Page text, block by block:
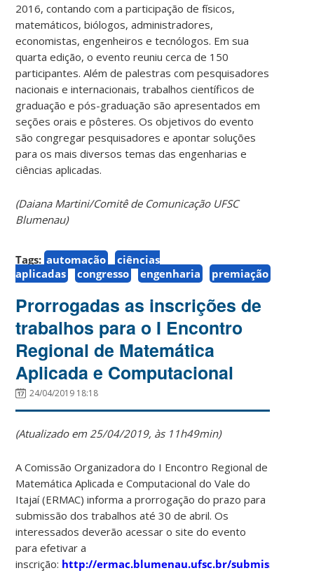
2016, contando com a participação de físicos,
matemáticos, biólogos, administradores,
economistas, engenheiros e tecnólogos. Em sua
quarta edição, o evento reuniu cerca de 150
participantes. Além de palestras com pesquisadores
nacionais e internacionais, trabalhos científicos de
graduação e pós-graduação são apresentados em
seções orais e pôsteres. Os objetivos do evento
são congregar pesquisadores e apontar soluções
para os mais diversos temas das engenharias e
ciências aplicadas.
(Daiana Martini/Comitê de Comunicação UFSC
Blumenau)
Tags: automação
ciências
aplicadas
congresso engenharia premiação
Prorrogadas as inscrições de
trabalhos para o I Encontro
Regional de Matemática
Aplicada e Computacional
24/04/2019 18:18
(Atualizado em 25/04/2019, às 11h49min)
A Comissão Organizadora do I Encontro Regional de
Matemática Aplicada e Computacional do Vale do
Itajaí (ERMAC) informa a prorrogação do prazo para
submissão dos trabalhos até 30 de abril. Os
interessados deverão acessar o site do evento
para efetivar a
inscrição: http://ermac.blumenau.ufsc.br/submissao/